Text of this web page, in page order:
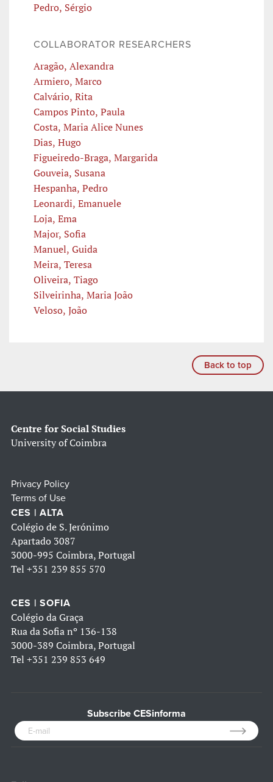
Pedro, Sérgio
COLLABORATOR RESEARCHERS
Aragão, Alexandra
Armiero, Marco
Calvário, Rita
Campos Pinto, Paula
Costa, Maria Alice Nunes
Dias, Hugo
Figueiredo-Braga, Margarida
Gouveia, Susana
Hespanha, Pedro
Leonardi, Emanuele
Loja, Ema
Major, Sofia
Manuel, Guida
Meira, Teresa
Oliveira, Tiago
Silveirinha, Maria João
Veloso, João
Back to top
Centre for Social Studies
University of Coimbra
Privacy Policy
Terms of Use
CES | ALTA
Colégio de S. Jerónimo
Apartado 3087
3000-995 Coimbra, Portugal
Tel +351 239 855 570
CES | SOFIA
Colégio da Graça
Rua da Sofia nº 136-138
3000-389 Coimbra, Portugal
Tel +351 239 853 649
Subscribe CESinforma